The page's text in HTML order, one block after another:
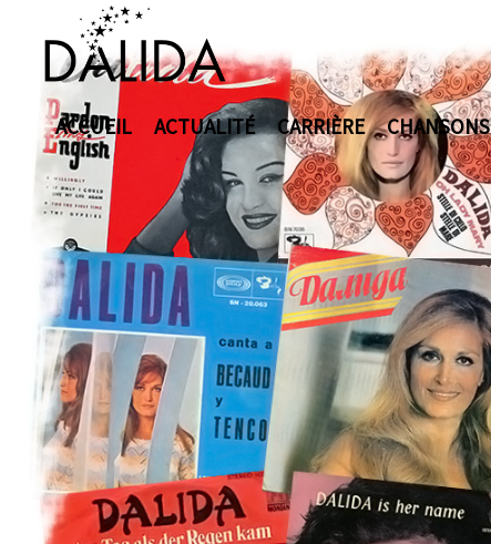
ACCUEIL ACTUALITÉ CARRIÈRE CHANSONS